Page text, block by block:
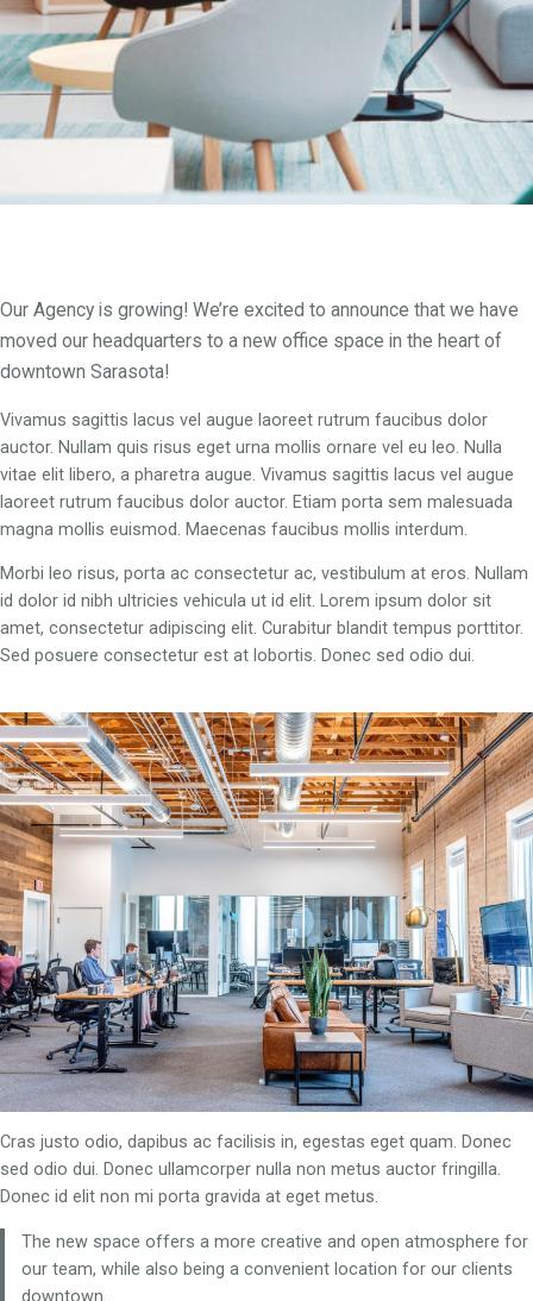
Our Agency is growing! We’re excited to announce that we have
moved our headquarters to a new office space in the heart of
downtown Sarasota!
Vivamus sagittis lacus vel augue laoreet rutrum faucibus dolor
auctor. Nullam quis risus eget urna mollis ornare vel eu leo. Nulla
vitae elit libero, a pharetra augue. Vivamus sagittis lacus vel augue
laoreet rutrum faucibus dolor auctor. Etiam porta sem malesuada
magna mollis euismod. Maecenas faucibus mollis interdum.
Morbi leo risus, porta ac consectetur ac, vestibulum at eros. Nullam
id dolor id nibh ultricies vehicula ut id elit. Lorem ipsum dolor sit
amet, consectetur adipiscing elit. Curabitur blandit tempus porttitor.
Sed posuere consectetur est at lobortis. Donec sed odio dui.
Cras justo odio, dapibus ac facilisis in, egestas eget quam. Donec
sed odio dui. Donec ullamcorper nulla non metus auctor fringilla.
Donec id elit non mi porta gravida at eget metus.
The new space offers a more creative and open atmosphere for
our team, while also being a convenient location for our clients
downtown.